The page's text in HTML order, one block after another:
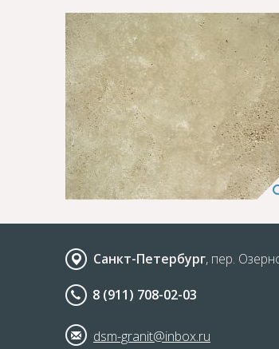
Санкт-Петербург, пер.
8 (911) 708-02-03
dsm-granit@inbox.ru